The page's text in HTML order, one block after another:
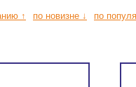
↑ по новизне ↓
по